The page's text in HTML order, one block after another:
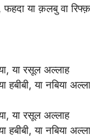
फहदा या क़लबु वा
या रसूल अल्लाह
या नबिया
या रसूल अल्लाह
हबीबी, या नबिया